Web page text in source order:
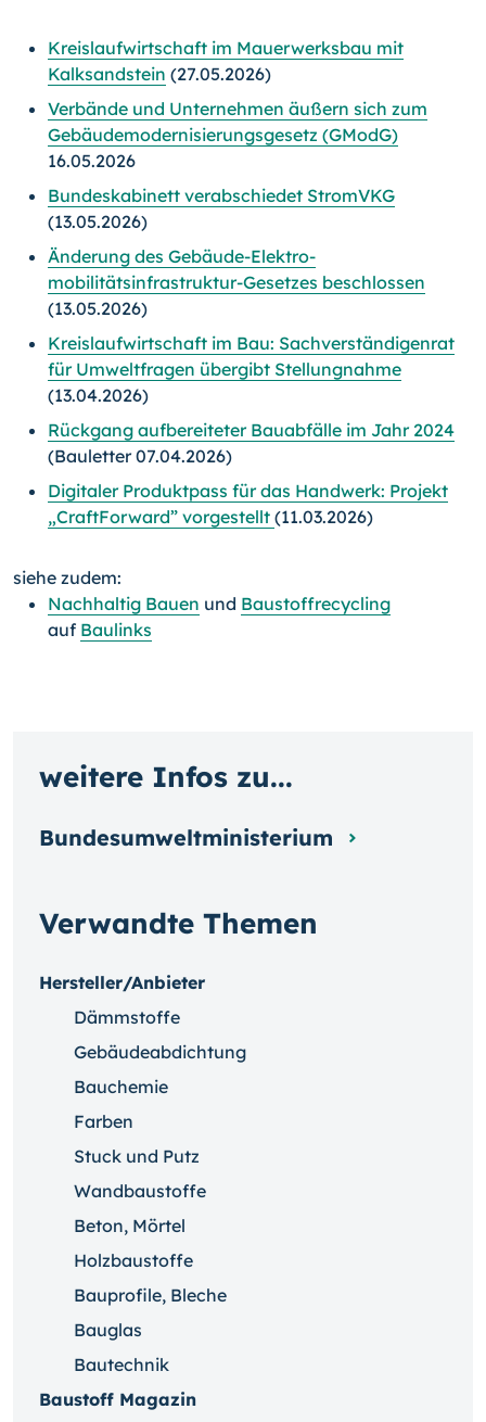
Kreislaufwirtschaft im Mauerwerksbau mit
Kalksandstein (27.05.2026)
Verbände und Unternehmen äußern sich zum
Gebäudemodernisierungsgesetz (GModG)
16.05.2026
Bundeskabinett verabschiedet StromVKG
(13.05.2026)
Änderung des Gebäude-Elektro­
mobilitätsinfrastruktur-Gesetzes beschlossen
(13.05.2026)
Kreislaufwirtschaft im Bau: Sachverständigenrat
für Umweltfragen übergibt Stellungnahme
(13.04.2026)
Rückgang aufbereiteter Bauabfälle im Jahr 2024
(Bauletter 07.04.2026)
Digitaler Produktpass für das Handwerk: Projekt
„CraftForward” vorgestellt (11.03.2026)
siehe zudem:
Nachhaltig Bauen und Baustoffrecycling
auf Baulinks
Verwandte Themen
Hersteller/Anbieter
Dämmstoffe
Gebäudeabdichtung
Bauchemie
Farben
Stuck und Putz
Wandbaustoffe
Beton, Mörtel
Holzbaustoffe
Bauprofile, Bleche
Bauglas
Bautechnik
Baustoff Magazin
weitere Infos zu...
Bundesumweltministerium